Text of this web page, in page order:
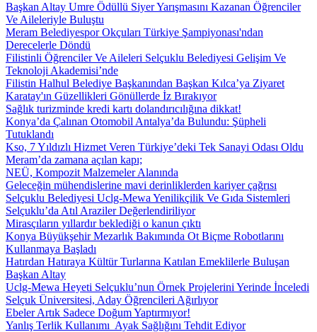
Başkan Altay Umre Ödüllü Siyer Yarışmasını Kazanan Öğrenciler
Ve Aileleriyle Buluştu
Meram Belediyespor Okçuları Türkiye Şampiyonası'ndan
Derecelerle Döndü
Filistinli Öğrenciler Ve Aileleri Selçuklu Belediyesi Gelişim Ve
Teknoloji Akademisi’nde
Filistin Halhul Belediye Başkanından Başkan Kılca’ya Ziyaret
Karatay'ın Güzellikleri Gönüllerde İz Bırakıyor
Sağlık turizminde kredi kartı dolandırıcılığına dikkat!
Konya’da Çalınan Otomobil Antalya’da Bulundu: Şüpheli
Tutuklandı
Kso, 7 Yıldızlı Hizmet Veren Türkiye’deki Tek Sanayi Odası Oldu
Meram’da zamana açılan kapı;
NEÜ, Kompozit Malzemeler Alanında
Geleceğin mühendislerine mavi derinliklerden kariyer çağrısı
Selçuklu Belediyesi Uclg-Mewa Yenilikçilik Ve Gıda Sistemleri
Selçuklu’da Atıl Araziler Değerlendiriliyor
Mirasçıların yıllardır beklediği o kanun çıktı
Konya Büyükşehir Mezarlık Bakımında Ot Biçme Robotlarını
Kullanmaya Başladı
Hatırdan Hatıraya Kültür Turlarına Katılan Emeklilerle Buluşan
Başkan Altay
Uclg-Mewa Heyeti Selçuklu’nun Örnek Projelerini Yerinde İnceledi
Selçuk Üniversitesi, Aday Öğrencileri Ağırlıyor
Ebeler Artık Sadece Doğum Yaptırmıyor!
Yanlış Terlik Kullanımı Ayak Sağlığını Tehdit Ediyor